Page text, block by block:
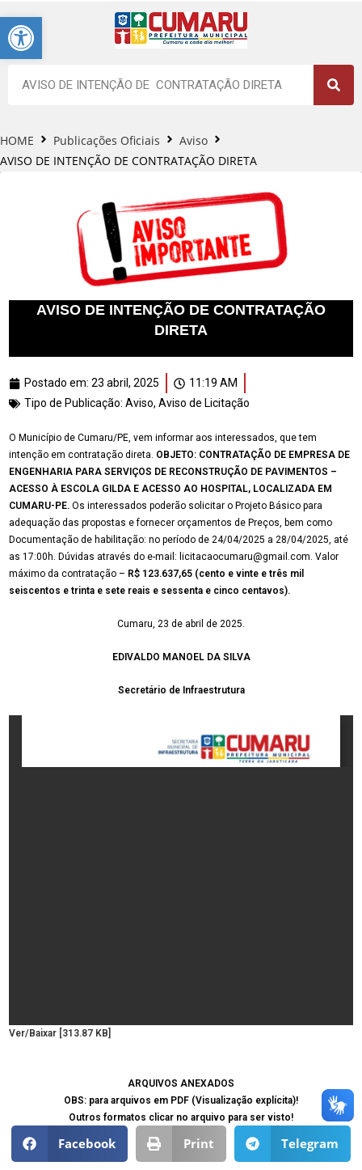
Barra de Ferramentas Aberta
HOME Publicações Oficiais
Aviso
AVISO DE INTENÇÃO DE CONTRATAÇÃO DIRETA
AVISO DE INTENÇÃO DE CONTRATAÇÃO
DIRETA
Postado em: 23 abril, 2025
11:19 AM
Tipo de Publicação: Aviso, Aviso de Licitação
O Município de Cumaru/PE, vem informar aos interessados, que tem
intenção em contratação direta. OBJETO: CONTRATAÇÃO DE EMPRESA DE
ENGENHARIA PARA SERVIÇOS DE RECONSTRUÇÃO DE PAVIMENTOS –
ACESSO À ESCOLA GILDA E ACESSO AO HOSPITAL, LOCALIZADA EM
CUMARU-PE. Os interessados poderão solicitar o Projeto Básico para
adequação das propostas e fornecer orçamentos de Preços, bem como
Documentação de habilitação: no período de 24/04/2025 a 28/04/2025, até
as 17:00h. Dúvidas através do e-mail: licitacaocumaru@gmail.com. Valor
máximo da contratação – R$ 123.637,65 (cento e vinte e três mil
seiscentos e trinta e sete reais e sessenta e cinco centavos).
Cumaru, 23 de abril de 2025.
EDIVALDO MANOEL DA SILVA
Secretário de Infraestrutura
Ver/Baixar [313.87 KB]
ARQUIVOS ANEXADOS
OBS: para arquivos em PDF (Visualização explícita)!
Outros formatos clicar no arquivo para ser visto!
Facebook Print Telegram